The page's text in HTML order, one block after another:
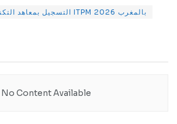
التسجيل بمعاهد التكنولوجيا للصيد البحري ITPM بالمغرب 2026
No Content Available